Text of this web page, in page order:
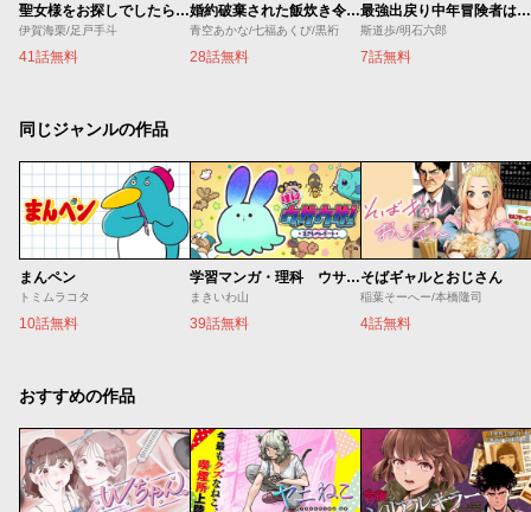
聖女様をお探しでしたら妹で間違いありません。さあどうぞお連れください、今すぐ。
伊賀海栗/足戸手斗
41話無料
婚約破棄された飯炊き令嬢の私は冷酷公爵と専属契約しました～ですが胃袋を掴んだ結果、冷たかった公爵様がどんどん優しくなっています～
青空あかな/七福あくび/黒裄
28話無料
最強出戻り中年冒険者は、今さら命なんてかけたくない
斯道歩/明石六郎
7話無料
同じジャンルの作品
まんペン
トミムラコタ
10話無料
学習マンガ・理科 ウサウサ！
まきいわ山
39話無料
そばギャルとおじさん
稲葉そーへー/本橋隆司
4話無料
おすすめの作品